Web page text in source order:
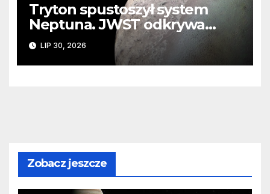
Tryton spustoszył system
Neptuna. JWST odkrywa
ślady kosmicznej katastrofy i
zaginionego lodu
LIP 30, 2026
Zobacz jeszcze